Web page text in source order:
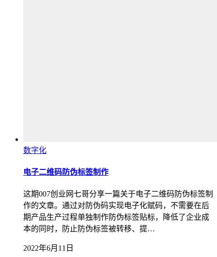
数字化
电子二维码防伪标签制作
这期007创业网七哥分享一篇关于电子二维码防伪标签制
作的文章。通过对防伪码实现电子化赋码，不需要在后
期产品生产过程单独制作防伪标签贴标，降低了企业成
本的同时，防止防伪标签被转移、提…
2022年6月11日